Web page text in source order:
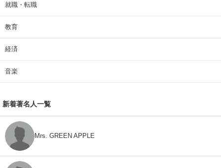
就職・転職
教育
経済
音楽
新着著名人一覧
Mrs. GREEN APPLE